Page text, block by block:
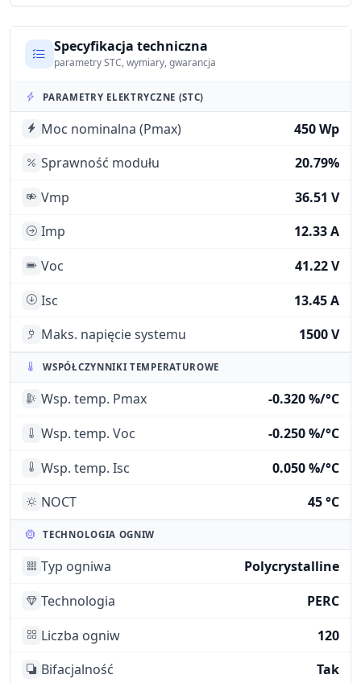
Specyfikacja techniczna
parametry STC, wymiary, gwarancja
PARAMETRY ELEKTRYCZNE (STC)
Moc nominalna (Pmax)
450 Wp
Sprawność modułu
20.79%
Vmp
36.51 V
Imp
12.33 A
Voc
41.22 V
Isc
13.45 A
Maks. napięcie systemu
1500 V
WSPÓŁCZYNNIKI TEMPERATUROWE
Wsp. temp. Pmax
-0.320 %/°C
Wsp. temp. Voc
-0.250 %/°C
Wsp. temp. Isc
0.050 %/°C
NOCT
45 °C
TECHNOLOGIA OGNIW
Typ ogniwa
Polycrystalline
Technologia
PERC
Liczba ogniw
120
Bifacjalność
Tak